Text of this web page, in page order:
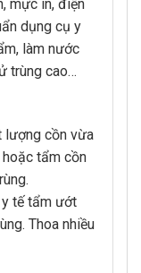
mực in, điện
dụng cụ y
làm nước
trùng cao…
lượng cồn vừa
tẩm cồn
tế tẩm ướt
Thoa nhiều